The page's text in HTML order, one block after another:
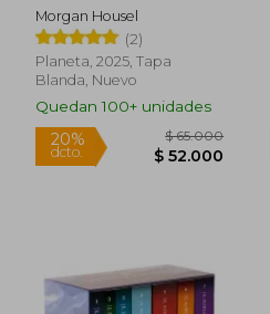
Rápido
Morgan Housel
(2)
Planeta, 2025, Tapa
Blanda, Nuevo
Quedan 100+ unidades